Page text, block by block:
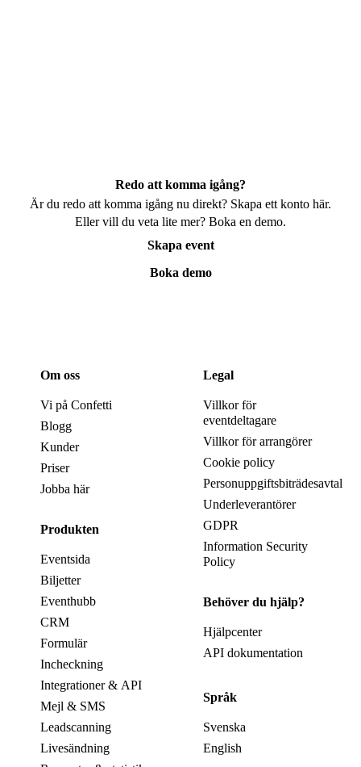
Redo att komma igång?
Är du redo att komma igång nu direkt? Skapa ett konto här.
Eller vill du veta lite mer? Boka en demo.
Skapa event
Boka demo
Om oss
Vi på Confetti
Blogg
Kunder
Priser
Jobba här
Produkten
Eventsida
Biljetter
Eventhubb
CRM
Formulär
Incheckning
Integrationer & API
Mejl & SMS
Leadscanning
Livesändning
Legal
Villkor för
eventdeltagare
Villkor för arrangörer
Cookie policy
Personuppgiftsbiträdesavtal
Underleverantörer
GDPR
Information Security
Policy
Behöver du hjälp?
Hjälpcenter
API dokumentation
Språk
Svenska
English